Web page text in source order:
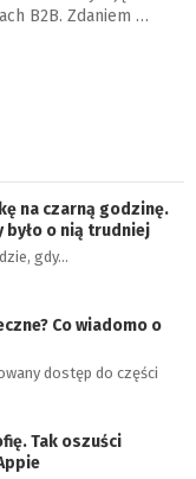
B2B. Zdaniem …
na czarną godzinę.
było o nią trudniej
gdy…
Co wiadomo o
dostęp do części
Tak oszuści